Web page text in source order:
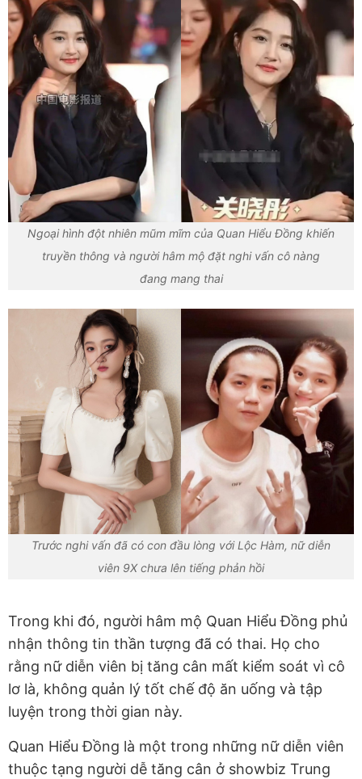
Ngoại hình đột nhiên mũm mĩm của Quan Hiểu Đồng khiến
truyền thông và người hâm mộ đặt nghi vấn cô nàng
đang mang thai
Trước nghi vấn đã có con đầu lòng với Lộc Hàm, nữ diễn
viên 9X chưa lên tiếng phản hồi
Trong khi đó, người hâm mộ Quan Hiểu Đồng phủ
nhận thông tin thần tượng đã có thai. Họ cho
rằng nữ diễn viên bị tăng cân mất kiểm soát vì cô
lơ là, không quản lý tốt chế độ ăn uống và tập
luyện trong thời gian này.
Quan Hiểu Đồng là một trong những nữ diễn viên
thuộc tạng người dễ tăng cân ở showbiz Trung